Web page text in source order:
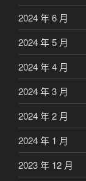
2024 年 6 月
2024 年 5 月
2024 年 4 月
2024 年 3 月
2024 年 2 月
2024 年 1 月
2023 年 12 月